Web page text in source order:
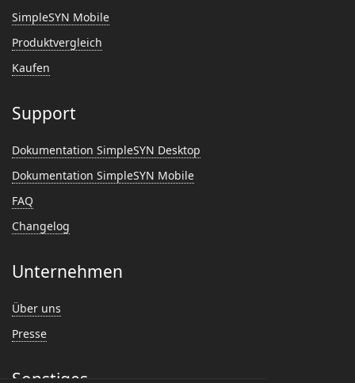
SimpleSYN Mobile
Produktvergleich
Kaufen
Support
Dokumentation SimpleSYN Desktop
Dokumentation SimpleSYN Mobile
FAQ
Changelog
Unternehmen
Über uns
Presse